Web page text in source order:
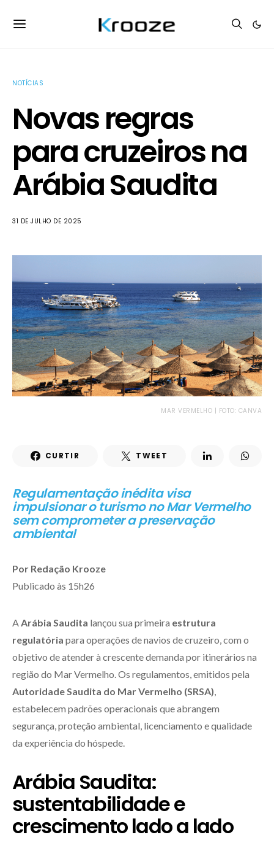
NOTÍCIAS
Novas regras
para cruzeiros na
Arábia Saudita
31 DE JULHO DE 2025
MAR VERMELHO | FOTO: CANVA
CURTIR TWEET
Regulamentação inédita visa
impulsionar o turismo no Mar Vermelho
sem comprometer a preservação
ambiental
Por Redação Krooze
Publicado às 15h26
A Arábia Saudita lançou sua primeira estrutura
regulatória para operações de navios de cruzeiro, com o
objetivo de atender à crescente demanda por itinerários na
região do Mar Vermelho. Os regulamentos, emitidos pela
Autoridade Saudita do Mar Vermelho (SRSA)
estabelecem padrões operacionais que abrangem
segurança, proteção ambiental, licenciamento e qualidade
da experiência do hóspede.
Arábia Saudita:
sustentabilidade e
crescimento lado a lado